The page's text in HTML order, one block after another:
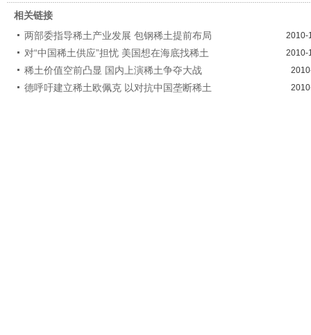
相关链接
两部委指导稀土产业发展 包钢稀土提前布局
2010-
对“中国稀土供应”担忧 美国想在海底找稀土 2010-
稀土价值空前凸显 国内上演稀土争夺大战
德呼吁建立稀土欧佩克 以对抗中国垄断稀土